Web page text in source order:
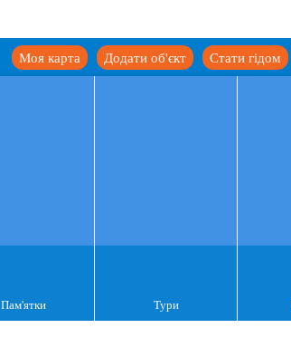
Стати гідом
Додати об'єкт
Моя карта
Пам'ятки Тури